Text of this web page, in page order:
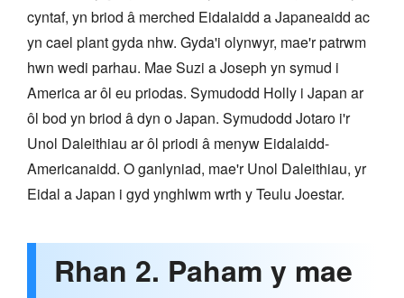
cyntaf, yn briod â merched Eidalaidd a Japaneaidd ac
yn cael plant gyda nhw. Gyda'i olynwyr, mae'r patrwm
hwn wedi parhau. Mae Suzi a Joseph yn symud i
America ar ôl eu priodas. Symudodd Holly i Japan ar
ôl bod yn briod â dyn o Japan. Symudodd Jotaro i'r
Unol Daleithiau ar ôl priodi â menyw Eidalaidd-
Americanaidd. O ganlyniad, mae'r Unol Daleithiau, yr
Eidal a Japan i gyd ynghlwm wrth y Teulu Joestar.
Rhan 2. Paham y mae